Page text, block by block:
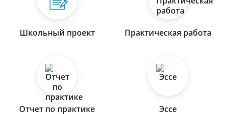
Школьный проект Практическая работа
Отчет по практике Эссе